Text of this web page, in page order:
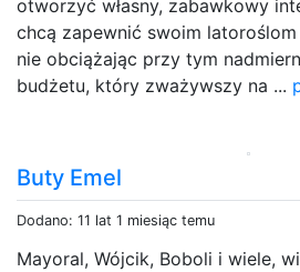
otworzyć własny, zabawkowy
chcą zapewnić swoim
nie obciążając przy tym
budżetu, który zważywszy na ...
Buty Emel
Dodano: 11 lat 1 miesiąc temu
Mayoral, Wójcik, Boboli i wiele,